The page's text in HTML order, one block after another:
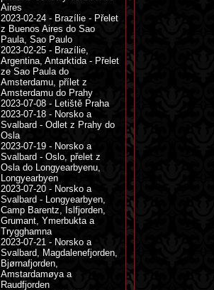
Aires
2023-02-24 - Brazílie - Přelet
z Buenos Aires do Sao
Paula, Sao Paulo
2023-02-25 - Brazílie,
Argentina, Antarktida - Přelet
ze Sao Paula do
Amsterdamu, přílet z
Amsterdamu do Prahy
2023-07-08 - Letiště Praha
2023-07-18 - Norsko a
Svalbard - Odlet z Prahy do
Osla
2023-07-19 - Norsko a
Svalbard - Oslo, přelet z
Osla do Longyearbyenu,
Longyearbyen
2023-07-20 - Norsko a
Svalbard - Longyearbyen,
Camp Barentz, Islfjorden,
Grumant, Ymerbukta a
Trygghamna
2023-07-21 - Norsko a
Svalbard, Magdalenefjorden,
Bjørnafjorden,
Amstardamøya a
Raudfjorden